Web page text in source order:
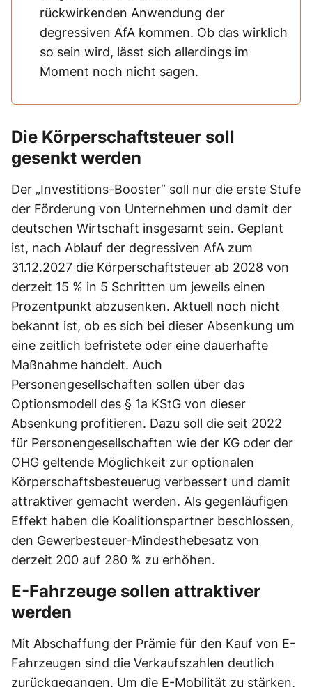
rückwirkenden Anwendung der
degressiven AfA kommen. Ob das wirklich
so sein wird, lässt sich allerdings im
Moment noch nicht sagen.
Die Körperschaftsteuer soll
gesenkt werden
Der „Investitions-Booster“ soll nur die erste Stufe
der Förderung von Unternehmen und damit der
deutschen Wirtschaft insgesamt sein. Geplant
ist, nach Ablauf der degressiven AfA zum
31.12.2027 die Körperschaftsteuer ab 2028 von
derzeit 15 % in 5 Schritten um jeweils einen
Prozentpunkt abzusenken. Aktuell noch nicht
bekannt ist, ob es sich bei dieser Absenkung um
eine zeitlich befristete oder eine dauerhafte
Maßnahme handelt. Auch
Personengesellschaften sollen über das
Optionsmodell des § 1a KStG von dieser
Absenkung profitieren. Dazu soll die seit 2022
für Personengesellschaften wie der KG oder der
OHG geltende Möglichkeit zur optionalen
Körperschaftsbesteuerug verbessert und damit
attraktiver gemacht werden. Als gegenläufigen
Effekt haben die Koalitionspartner beschlossen,
den Gewerbesteuer-Mindesthebesatz von
derzeit 200 auf 280 % zu erhöhen.
E-Fahrzeuge sollen attraktiver
werden
Mit Abschaffung der Prämie für den Kauf von E-
Fahrzeugen sind die Verkaufszahlen deutlich
zurückgegangen. Um die E-Mobilität zu stärken,